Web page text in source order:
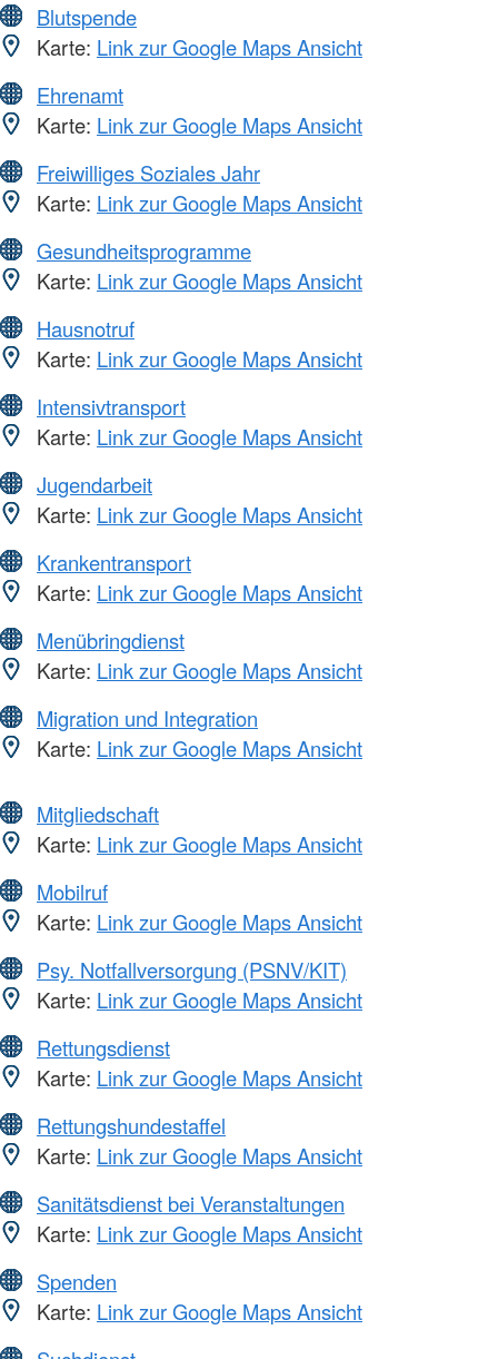
Blutspende
Karte: Link zur Google Maps Ansicht
Ehrenamt
Karte: Link zur Google Maps Ansicht
Freiwilliges Soziales Jahr
Karte: Link zur Google Maps Ansicht
Gesundheitsprogramme
Karte: Link zur Google Maps Ansicht
Hausnotruf
Karte: Link zur Google Maps Ansicht
Intensivtransport
Karte: Link zur Google Maps Ansicht
Jugendarbeit
Karte: Link zur Google Maps Ansicht
Krankentransport
Karte: Link zur Google Maps Ansicht
Menübringdienst
Karte: Link zur Google Maps Ansicht
Migration und Integration
Karte: Link zur Google Maps Ansicht
Mitgliedschaft
Karte: Link zur Google Maps Ansicht
Mobilruf
Karte: Link zur Google Maps Ansicht
Psy. Notfallversorgung (PSNV/KIT)
Karte: Link zur Google Maps Ansicht
Rettungsdienst
Karte: Link zur Google Maps Ansicht
Rettungshundestaffel
Karte: Link zur Google Maps Ansicht
Sanitätsdienst bei Veranstaltungen
Karte: Link zur Google Maps Ansicht
Spenden
Karte: Link zur Google Maps Ansicht